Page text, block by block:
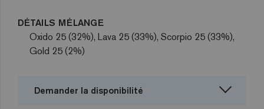
DÉTAILS MÉLANGE
Oxido 25 (32%), Lava 25 (33%), Scorpio 25 (33%),
Gold 25 (2%)
Demander la disponibilité